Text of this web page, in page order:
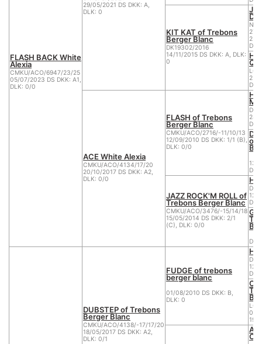
FLASH BACK White
Alexia
CMKU/ACO/6947/23/25
05/07/2023 DS DKK: A1,
DLK: 0/0
29/05/2021 DS DKK: A,
DLK: 0
KIT KAT of Trebons
Berger Blanc
DK19302/2016
14/11/2015 DS DKK: A, DLK:
0
25/
25/
ACE White Alexia
CMKU/ACO/4134/17/20
20/10/2017 DS DKK: A2,
DLK: 0/0
FLASH of Trebons
Berger Blanc
CMKU/ACO/2716/-11/10/13
12/09/2010 DS DKK: 1/1 (B),
DLK: 0/0
DK
28/
of
13/
JAZZ ROCK'M ROLL of
Trebons Berger Blanc
CMKU/ACO/3476/-15/14/18
15/05/2014 DS DKK: 2/1
(C), DLK: 0/0
12/
DS
DUBSTEP of Trebons
Berger Blanc
CMKU/ACO/4138/-17/17/20
18/05/2017 DS DKK: A2,
DLK: 0/1
FUDGE of trebons
berger blanc
01/08/2010 DS DKK: B,
DLK: 0
12/
LOF
19/